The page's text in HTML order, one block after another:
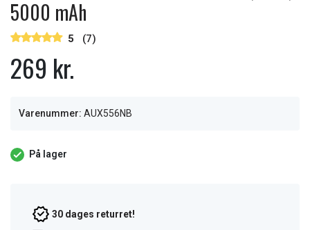
5000 mAh
5 (7)
269 kr.
Varenummer: AUX556NB
På lager
30 dages returret!